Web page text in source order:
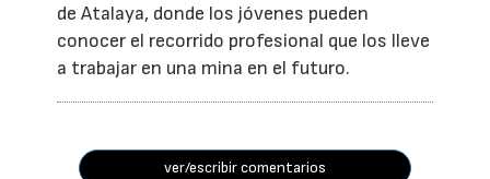
de Atalaya, donde los jóvenes pueden
conocer el recorrido profesional que los lleve
a trabajar en una mina en el futuro.
ver/escribir comentarios